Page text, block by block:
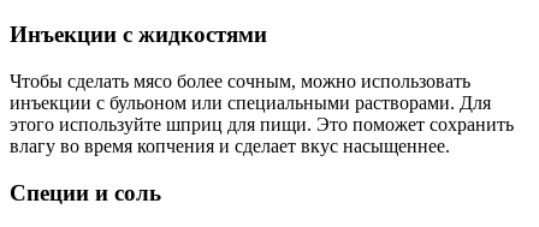
Инъекции с жидкостями
Чтобы сделать мясо более сочным, можно использовать
инъекции с бульоном или специальными растворами. Для
этого используйте шприц для пищи. Это поможет сохранить
влагу во время копчения и сделает вкус насыщеннее.
Специи и соль